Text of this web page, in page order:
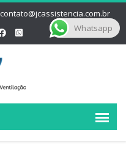
contato@jcassistencia.com.br
Whatsapp